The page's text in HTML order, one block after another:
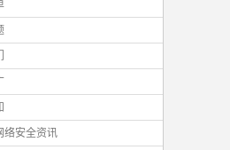
络安全资讯